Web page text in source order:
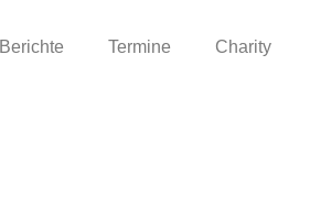
Berichte Termine Charity